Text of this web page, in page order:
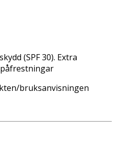
(SPF 30). Extra
bruksanvisningen